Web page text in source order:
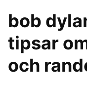
bob
tipsar
och